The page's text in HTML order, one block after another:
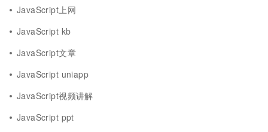
JavaScript上网
JavaScript kb
JavaScript文章
JavaScript uniapp
JavaScript视频讲解
JavaScript ppt